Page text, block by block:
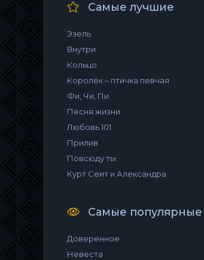
Самые лучшие
Эзель
Внутри
Кольцо
Королёк – птичка певчая
Фи, Чи, Пи
Песня жизни
Любовь 101
Прилив
Повсюду ты
Курт Сеит и Александра
Самые популярные
Доверенное
Невеста